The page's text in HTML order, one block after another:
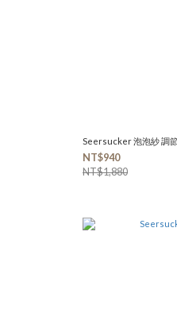
Seersucker 泡泡紗 調
NT$940
NT$1,880